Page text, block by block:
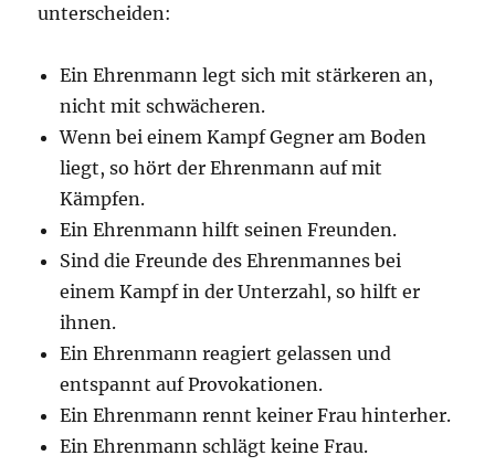
unterscheiden:
Ein Ehrenmann legt sich mit stärkeren an,
nicht mit schwächeren.
Wenn bei einem Kampf Gegner am Boden
liegt, so hört der Ehrenmann auf mit
Kämpfen.
Ein Ehrenmann hilft seinen Freunden.
Sind die Freunde des Ehrenmannes bei
einem Kampf in der Unterzahl, so hilft er
ihnen.
Ein Ehrenmann reagiert gelassen und
entspannt auf Provokationen.
Ein Ehrenmann rennt keiner Frau hinterher.
Ein Ehrenmann schlägt keine Frau.